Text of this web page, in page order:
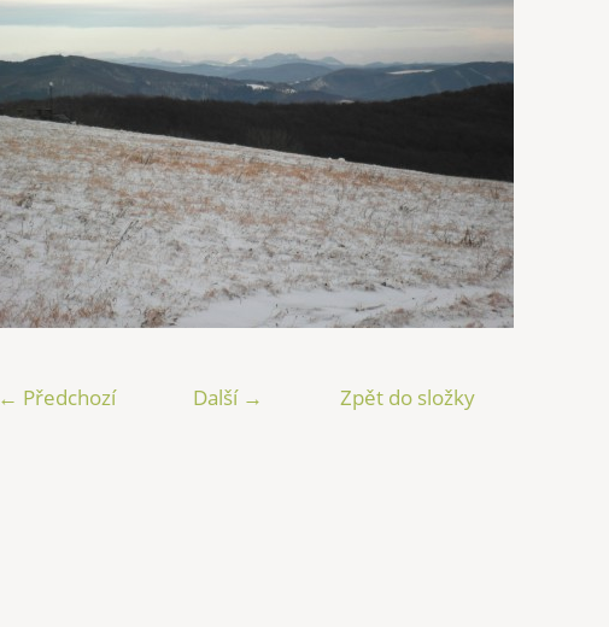
← Předchozí Další → Zpět do složky